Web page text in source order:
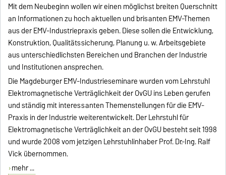
Mit dem Neubeginn wollen wir einen möglichst breiten Querschnitt
an Informationen zu hoch aktuellen und brisanten EMV-Themen
aus der EMV-Industriepraxis geben. Diese sollen die Entwicklung,
Konstruktion, Qualitätssicherung, Planung u. w. Arbeitsgebiete
aus unterschiedlichsten Bereichen und Branchen der Industrie
und Institutionen ansprechen.
Die Magdeburger EMV-Industrieseminare wurden vom Lehrstuhl
Elektromagnetische Verträglichkeit der OvGU ins Leben gerufen
und ständig mit interessanten Themenstellungen für die EMV-
Praxis in der Industrie weiterentwickelt. Der Lehrstuhl für
Elektromagnetische Verträglichkeit an der OvGU besteht seit 1998
und wurde 2008 vom jetzigen Lehrstuhlinhaber Prof. Dr.-Ing. Ralf
Vick übernommen.
mehr ...